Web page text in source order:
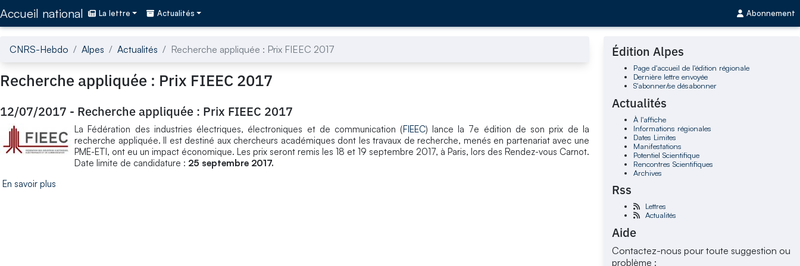
Accueil national La lettre Actualités Abonnement
CNRS-Hebdo Alpes Actualités Recherche appliquée : Prix FIEEC 2017
Recherche appliquée : Prix FIEEC 2017
12/07/2017 - Recherche appliquée : Prix FIEEC 2017
La Fédération des industries électriques, électroniques et de communication (FIEEC) lance la 7e édition de son prix de la
recherche appliquée. Il est destiné aux chercheurs académiques dont les travaux de recherche, menés en partenariat avec une
PME-ETI, ont eu un impact économique. Les prix seront remis les 18 et 19 septembre 2017, à Paris, lors des Rendez-vous Carnot.
Date limite de candidature : 25 septembre 2017.
En savoir plus
Édition Alpes
Page d'accueil de l'édition régionale
Dernière lettre envoyée
S'abonner/se désabonner
Actualités
À l'affiche
Informations régionales
Dates Limites
Manifestations
Potentiel Scientifique
Rencontres Scientifiques
Archives
Rss
Lettres
Actualités
Aide
Contactez-nous pour toute suggestion ou
problème :